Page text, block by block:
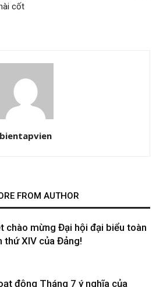
cốt
bientapvien
FROM AUTHOR
chào mừng Đại hội đại biểu toàn
thứ XIV của Đảng!
động Tháng 7 ý nghĩa của